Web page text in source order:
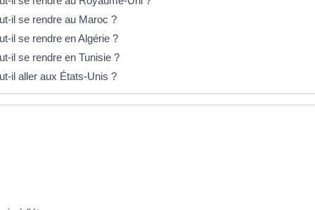
il se rendre au Maroc ?
il se rendre en Algérie ?
il se rendre en Tunisie ?
il aller aux États-Unis ?